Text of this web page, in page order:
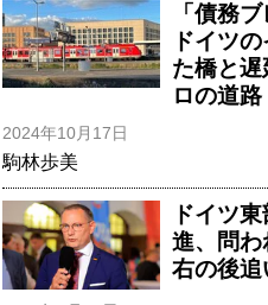
「債務
ドイツ
た橋と
ロの道路
2024年10月17日
駒林歩美
ドイツ
進、問
右の後